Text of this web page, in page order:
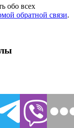
обо всех
обратной связи.